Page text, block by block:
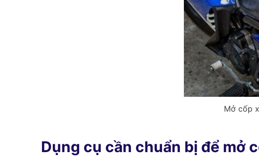
Mở cốp
Dụng cụ cần chuẩn bị để mở